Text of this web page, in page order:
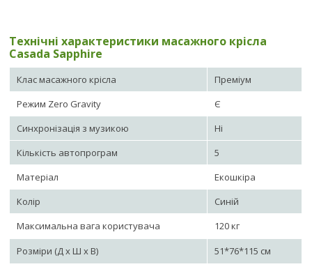
Технічні характеристики масажного крісла
Casada Sapphire
Клас масажного крісла
Преміум
Режим Zero Gravity
Є
Синхронізація з музикою
Ні
Кількість автопрограм
5
Матеріал
Екошкіра
Колір
Синій
Максимальна вага користувача
120 кг
Розміри (Д х Ш х В)
51*76*115 см